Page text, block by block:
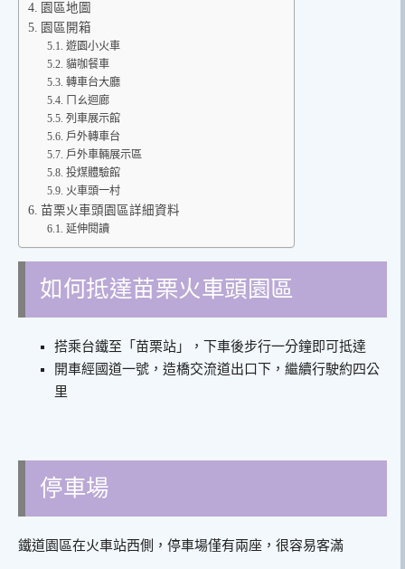
園區地圖
園區開箱
遊園小火車
貓咖餐車
轉車台大廳
ㄇㄠ迴廊
列車展示館
戶外轉車台
戶外車輛展示區
投煤體驗館
火車頭一村
苗栗火車頭園區詳細資料
延伸閱讀
如何抵達苗栗火車頭園區
搭乘台鐵至「苗栗站」，下車後步行一分鐘即可抵達
開車經國道一號，造橋交流道出口下，繼續行駛約四公
里
停車場
鐵道園區在火車站西側，停車場僅有兩座，很容易客滿